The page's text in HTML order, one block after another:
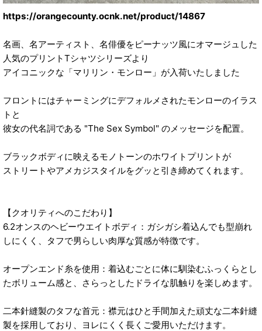
https://orangecounty.ocnk.net/product/14867
名画、名アーティスト、名俳優をピーナッツ風にオマージュした
人気のプリントTシャツシリーズより
アイコニックな「マリリン・モンロー」が入荷いたしました
フロントにはチャーミングにデフォルメされたモンローのイラス
トと
彼女の代名詞である "The Sex Symbol" のメッセージを配置。
ブラックボディに映えるモノトーンのホワイトプリントが
ストリートやアメカジスタイルをグッと引き締めてくれます。
【クオリティへのこだわり】
6.2オンスのヘビーウエイトボディ：ガシガシ着込んでも型崩れ
しにくく、タフで男らしい肉厚な質感が特徴です。
オープンエンド糸を使用：着込むごとに体に馴染むふっくらとし
たボリューム感と、さらっとしたドライな肌触りを楽しめます。
二本針縫製のタフな首元：襟元はひと手間加えた頑丈な二本針縫
製を採用しており、ヨレにくく長くご愛用いただけます。